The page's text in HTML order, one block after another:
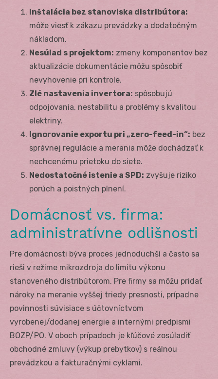
Inštalácia bez stanoviska distribútora:
môže viesť k zákazu prevádzky a dodatočným
nákladom.
Nesúlad s projektom: zmeny komponentov bez
aktualizácie dokumentácie môžu spôsobiť
nevyhovenie pri kontrole.
Zlé nastavenia invertora: spôsobujú
odpojovania, nestabilitu a problémy s kvalitou
elektriny.
Ignorovanie exportu pri „zero-feed-in“: bez
správnej regulácie a merania môže dochádzať k
nechcenému prietoku do siete.
Nedostatočné istenie a SPD: zvyšuje riziko
porúch a poistných plnení.
Domácnosť vs. firma:
administratívne odlišnosti
Pre domácnosti býva proces jednoduchší a často sa
rieši v režime mikrozdroja do limitu výkonu
stanoveného distribútorom. Pre firmy sa môžu pridať
nároky na meranie vyššej triedy presnosti, prípadne
povinnosti súvisiace s účtovníctvom
vyrobenej/dodanej energie a internými predpismi
BOZP/PO. V oboch prípadoch je kľúčové zosúladiť
obchodné zmluvy (výkup prebytkov) s reálnou
prevádzkou a fakturačnými cyklami.